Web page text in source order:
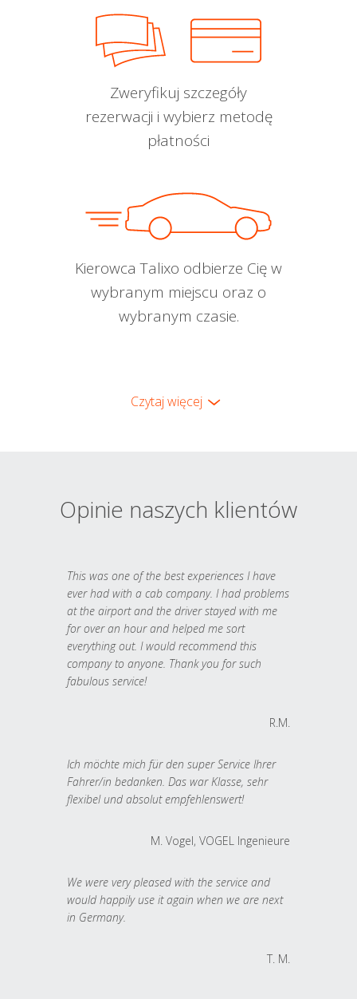
Zweryfikuj szczegóły
rezerwacji i wybierz metodę
płatności
Kierowca Talixo odbierze Cię w
wybranym miejscu oraz o
wybranym czasie.
Czytaj więcej
Opinie naszych klientów
This was one of the best experiences I have
ever had with a cab company. I had problems
at the airport and the driver stayed with me
for over an hour and helped me sort
everything out. I would recommend this
company to anyone. Thank you for such
fabulous service!
R.M.
Ich möchte mich für den super Service Ihrer
Fahrer/in bedanken. Das war Klasse, sehr
flexibel und absolut empfehlenswert!
M. Vogel, VOGEL Ingenieure
We were very pleased with the service and
would happily use it again when we are next
in Germany.
T. M.